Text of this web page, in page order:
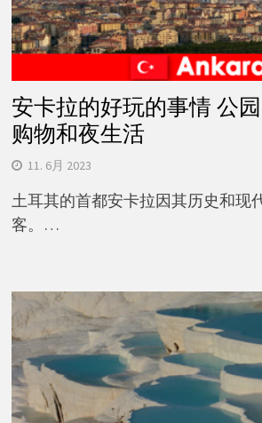
安卡拉的好玩的事情 公园
购物和夜生活
11. 6月 2023
土耳其的首都安卡拉因其历史和现
客。…